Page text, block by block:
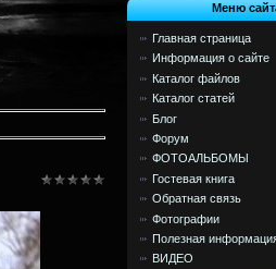
Меню
Главная страница
Информация о сайте
Каталог файлов
Каталог статей
Блог
Форум
ФОТОАЛЬБОМЫ
Гостевая книга
Обратная связь
Фотографии
Полезная
ВИДЕО